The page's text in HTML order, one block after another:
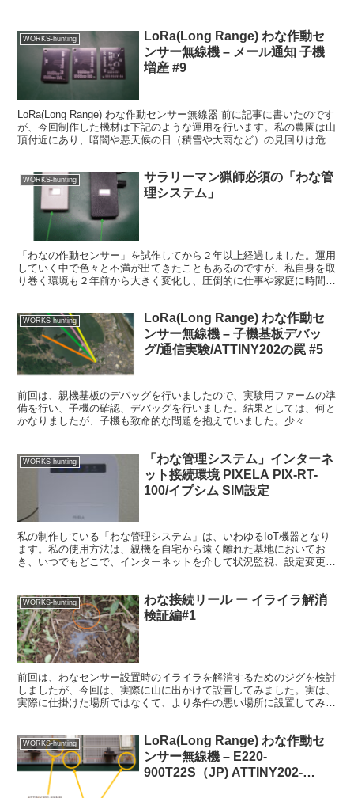
WORKS-hunting
LoRa(Long Range) わな作動セ
ンサー無線機 – メール通知 子機
増産 #9
LoRa(Long Range) わな作動センサー無線器 前に記事に書いたのです
が、今回制作した機材は下記のような運用を行います。私の農園は山
頂付近にあり、暗闇や悪天候の日（積雪や大雨など）の見回りは危険
WORKS-hunting
サラリーマン猟師必須の「わな管
理システム」
「わなの作動センサー」を試作してから２年以上経過しました。運用
していく中で色々と不満が出てきたこともあるのですが、私自身を取
り巻く環境も２年前から大きく変化し、圧倒的に仕事や家庭に時間を
WORKS-hunting
LoRa(Long Range) わな作動セ
ンサー無線機 – 子機基板デバッ
グ/通信実験/ATTINY202の罠 #5
前回は、親機基板のデバッグを行いましたので、実験用ファームの準
備を行い、子機の確認、デバッグを行いました。結果としては、何と
かなりましたが、子機も致命的な問題を抱えていました。少々
WORKS-hunting
「わな管理システム」インターネ
ット接続環境 PIXELA PIX-RT-
100/イプシム SIM設定
私の制作している「わな管理システム」は、いわゆるIoT機器となり
ます。私の使用方法は、親機を自宅から遠く離れた基地においてお
き、いつでもどこで、インターネットを介して状況監視、設定変更を
WORKS-hunting
わな接続リール ー イライラ解消
検証編#1
前回は、わなセンサー設置時のイライラを解消するためのジグを検討
しましたが、今回は、実際に山に出かけて設置してみました。実は、
実際に仕掛けた場所ではなくて、より条件の悪い場所に設置してみま
WORKS-hunting
LoRa(Long Range) わな作動セ
ンサー無線機 – E220-
900T22S（JP) ATTINY202-